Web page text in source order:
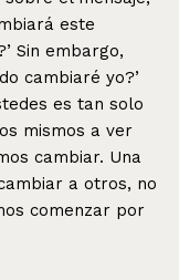
este
Sin embargo,
cambiaré yo?’
es tan solo
mismos a ver
cambiar. Una
a otros, no
comenzar por